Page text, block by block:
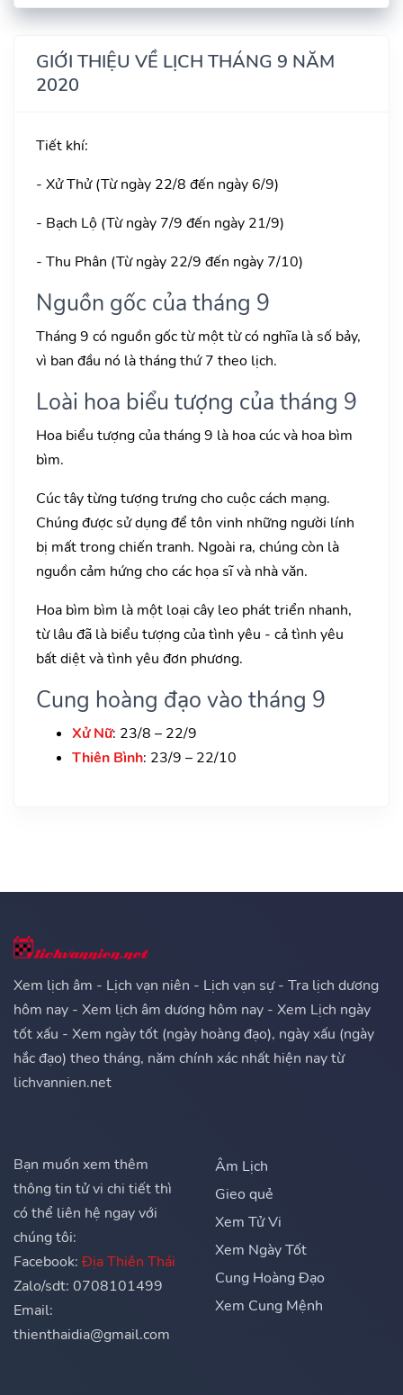
GIỚI THIỆU VỀ LỊCH THÁNG 9 NĂM
2020
Tiết khí:
- Xử Thử (Từ ngày 22/8 đến ngày 6/9)
- Bạch Lộ (Từ ngày 7/9 đến ngày 21/9)
- Thu Phân (Từ ngày 22/9 đến ngày 7/10)
Nguồn gốc của tháng 9
Tháng 9 có nguồn gốc từ một từ có nghĩa là số bảy,
vì ban đầu nó là tháng thứ 7 theo lịch.
Loài hoa biểu tượng của tháng 9
Hoa biểu tượng của tháng 9 là hoa cúc và hoa bìm
bìm.
Cúc tây từng tượng trưng cho cuộc cách mạng.
Chúng được sử dụng để tôn vinh những người lính
bị mất trong chiến tranh. Ngoài ra, chúng còn là
nguồn cảm hứng cho các họa sĩ và nhà văn.
Hoa bìm bìm là một loại cây leo phát triển nhanh,
từ lâu đã là biểu tượng của tình yêu - cả tình yêu
bất diệt và tình yêu đơn phương.
Cung hoàng đạo vào tháng 9
Xử Nữ: 23/8 – 22/9
Thiên Bình: 23/9 – 22/10
Xem lịch âm - Lịch vạn niên - Lịch vạn sự - Tra lịch dương
hôm nay - Xem lịch âm dương hôm nay - Xem Lịch ngày
tốt xấu - Xem ngày tốt (ngày hoàng đạo), ngày xấu (ngày
hắc đạo) theo tháng, năm chính xác nhất hiện nay từ
lichvannien.net
Bạn muốn xem thêm
thông tin tử vi chi tiết thì
có thể liên hệ ngay với
chúng tôi:
Facebook: Địa Thiên Thái
Zalo/sdt: 0708101499
Email:
thienthaidia@gmail.com
Âm Lịch
Gieo quẻ
Xem Tử Vi
Xem Ngày Tốt
Cung Hoàng Đạo
Xem Cung Mệnh